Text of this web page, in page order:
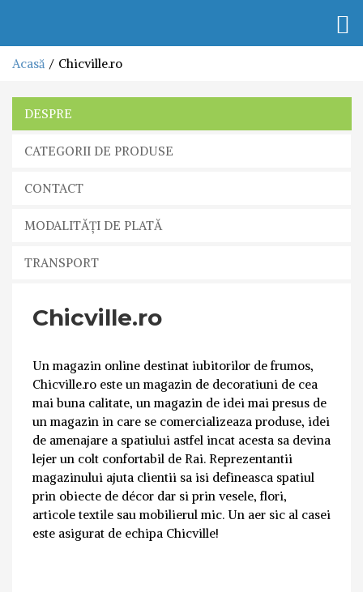
Acasă Chicville.ro
DESPRE
CATEGORII DE PRODUSE
CONTACT
MODALITĂȚI DE PLATĂ
TRANSPORT
Chicville.ro
Un magazin online destinat iubitorilor de frumos,
Chicville.ro este un magazin de decoratiuni de cea
mai buna calitate, un magazin de idei mai presus de
un magazin in care se comercializeaza produse, idei
de amenajare a spatiului astfel incat acesta sa devina
lejer un colt confortabil de Rai. Reprezentantii
magazinului ajuta clientii sa isi defineasca spatiul
prin obiecte de décor dar si prin vesele, flori,
articole textile sau mobilierul mic. Un aer sic al casei
este asigurat de echipa Chicville!